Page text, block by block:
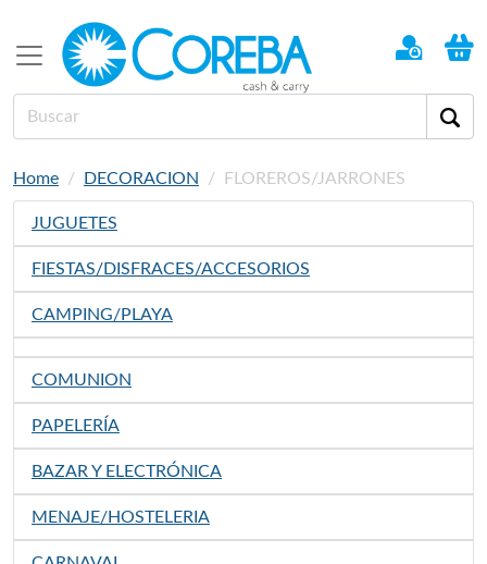
Home DECORACION FLOREROS/JARRONES
JUGUETES
FIESTAS/DISFRACES/ACCESORIOS
CAMPING/PLAYA
COMUNION
PAPELERÍA
BAZAR Y ELECTRÓNICA
MENAJE/HOSTELERIA